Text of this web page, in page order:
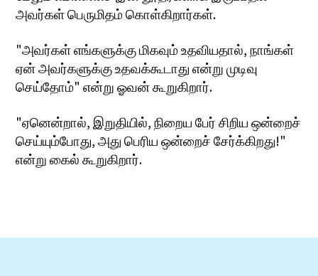
அவர்கள் பெருமிதம் கொள்கிறார்கள்.
"அவர்கள் எங்களுக்கு மிகவும் உதவியதால், நாங்கள்
ஏன் அவர்களுக்கு உதவக்கூடாது என்று முடிவு
செய்தோம்" என்று ஓவன் கூறுகிறார்.
"ஏனென்றால், இறுதியில், நிறைய பேர் சிறிய ஒன்றைச்
செய்யும்போது, அது பெரிய ஒன்றைச் சேர்க்கிறது!"
என்று கைல் கூறுகிறார்.